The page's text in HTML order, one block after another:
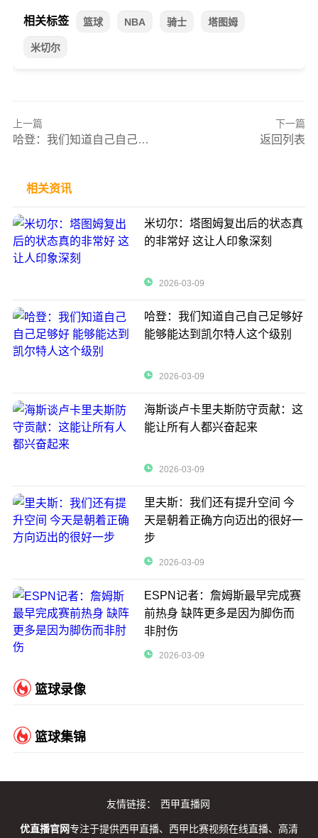
相关标签 篮球 NBA 骑士 塔图姆
米切尔
上一篇
哈登：我们知道自己自己足够好 能够能达到凯尔特人这个级别
下一篇
返回列表
相关资讯
米切尔：塔图姆复出后的状态真
的非常好 这让人印象深刻
2026-03-09
哈登：我们知道自己自己足够好
能够能达到凯尔特人这个级别
2026-03-09
海斯谈卢卡里夫斯防守贡献：这
能让所有人都兴奋起来
2026-03-09
里夫斯：我们还有提升空间 今
天是朝着正确方向迈出的很好一
步
2026-03-09
ESPN记者：詹姆斯最早完成赛
前热身 缺阵更多是因为脚伤而
非肘伤
2026-03-09
篮球录像
篮球集锦
友情链接： 西甲直播网
优直播官网专注于提供西甲直播、西甲比赛视频在线直播、高清